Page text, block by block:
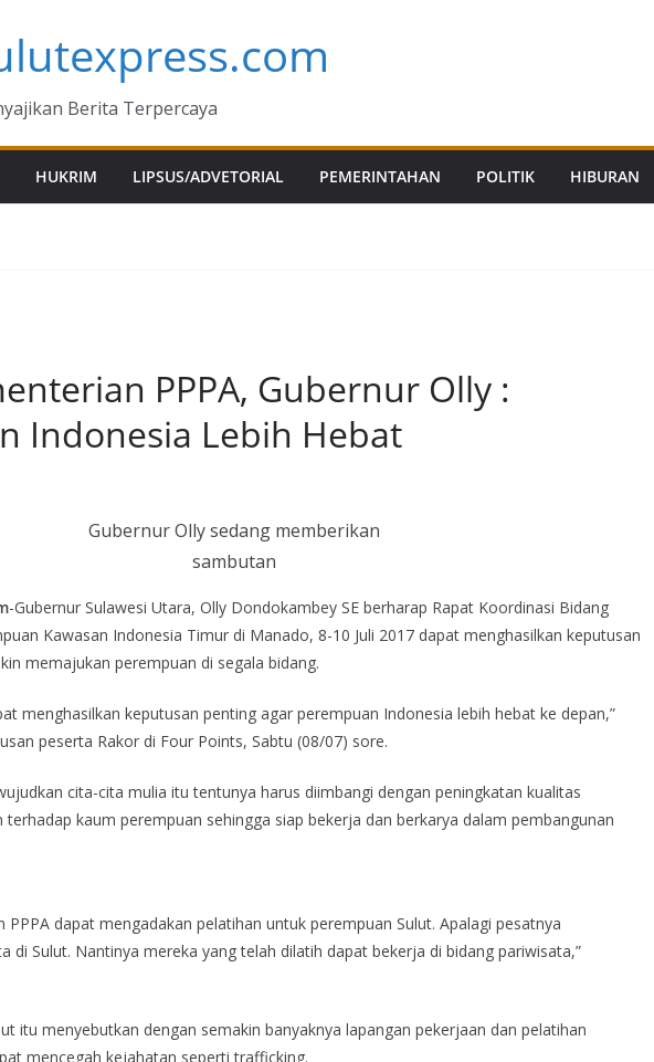
Berita Terpercaya
HUKRIM LIPSUS/ADVETORIAL PEMERINTAHAN POLITIK HIBURAN
PPPA, Gubernur Olly :
Indonesia Lebih Hebat
Gubernur Olly sedang memberikan
sambutan
-Gubernur Sulawesi Utara, Olly Dondokambey SE berharap Rapat Koordinasi Bidang
Kawasan Indonesia Timur di Manado, 8-10 Juli 2017 dapat menghasilkan keputusan
memajukan perempuan di segala bidang.
menghasilkan keputusan penting agar perempuan Indonesia lebih hebat ke depan,”
peserta Rakor di Four Points, Sabtu (08/07) sore.
cita-cita mulia itu tentunya harus diimbangi dengan peningkatan kualitas
terhadap kaum perempuan sehingga siap bekerja dan berkarya dalam pembangunan
PPPA dapat mengadakan pelatihan untuk perempuan Sulut. Apalagi pesatnya
di Sulut. Nantinya mereka yang telah dilatih dapat bekerja di bidang pariwisata,”
itu menyebutkan dengan semakin banyaknya lapangan pekerjaan dan pelatihan
mencegah kejahatan seperti trafficking.